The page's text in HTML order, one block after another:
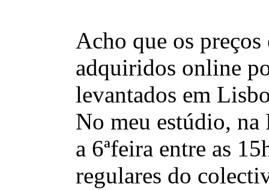
Acho que os
adquiridos online
levantados em
No meu estúdio, na
a 6ªfeira entre as
regulares do